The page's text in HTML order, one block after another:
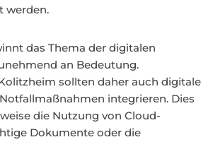
werden.
das Thema der digitalen
an Bedeutung.
sollten daher auch digitale
integrieren. Dies
die Nutzung von Cloud-
Dokumente oder die